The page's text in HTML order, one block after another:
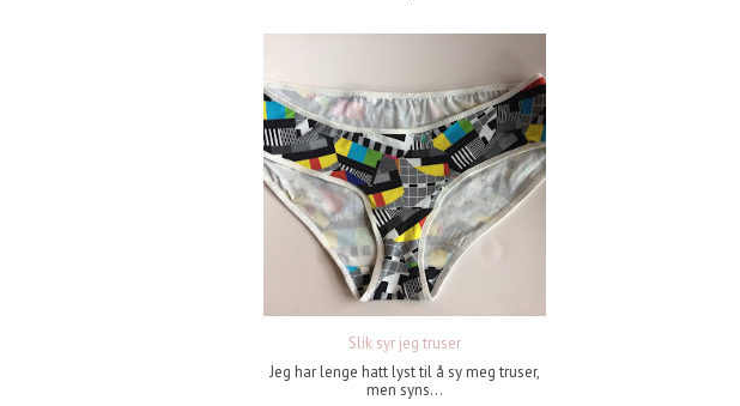
Slik syr jeg truser
Jeg har lenge hatt lyst til å sy meg truser,
men syns...